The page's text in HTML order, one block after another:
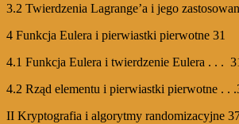
3.2 Twierdzenia Lagrange’a i jego
4 Funkcja Eulera i pierwiastki pierwotne 31
4.1 Funkcja Eulera i twierdzenie Eulera . . .
4.2 Rząd elementu i pierwiastki pierwotne . .
II Kryptografia i algorytmy randomizacyjne